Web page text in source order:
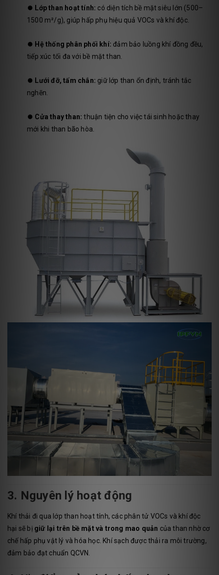
⏺️ Lớp than hoạt tính: có diện tích bề mặt siêu lớn (500–
1500 m²/g), giúp hấp phụ hiệu quả VOCs và khí độc.
⏺️ Hệ thống phân phối khí: đảm bảo luồng khí đồng đều,
tiếp xúc tối đa với bề mặt than.
⏺️ Lưới đỡ, tấm chắn: giữ lớp than ổn định, tránh tắc
nghẽn.
⏺️ Cửa thay than: thuận tiện cho việc tái sinh hoặc thay
mới khi than bão hòa.
3. Nguyên lý hoạt động
Khí thải đi qua lớp than hoạt tính, các phân tử VOCs và khí độc
hại sẽ bị giữ lại trên bề mặt và trong mao quản của than nhờ cơ
chế hấp phụ vật lý và hóa học. Khí sạch được thải ra môi trường,
đảm bảo đạt chuẩn QCVN.